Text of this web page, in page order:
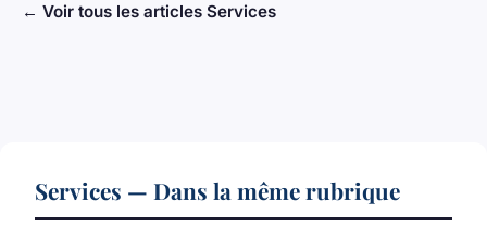
← Voir tous les articles Services
Services — Dans la même rubrique